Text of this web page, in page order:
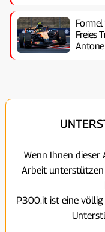
Freies
Wenn Ihnen
Arbeit unterstützen
P300.it ist eine